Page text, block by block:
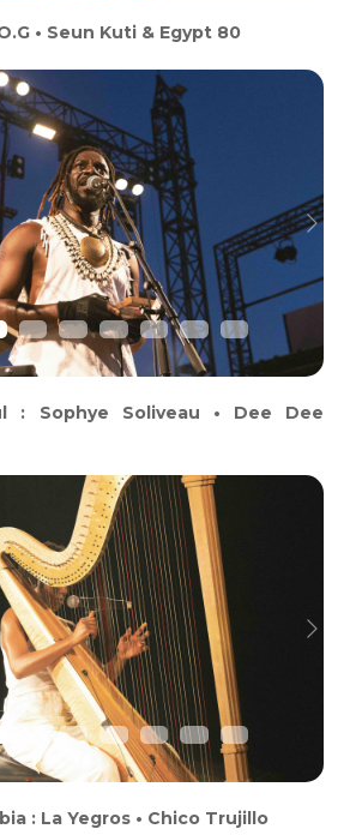
• Seun Kuti & Egypt 80
Next
: Sophye Soliveau • Dee Dee
Next
: La Yegros • Chico Trujillo